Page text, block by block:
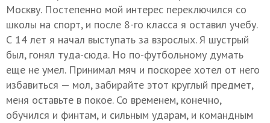
Москву. Постепенно мой интерес переключился со
школы на спорт, и после 8-го класса я оставил учебу.
С 14 лет я начал выступать за взрослых. Я шустрый
был, гонял туда-сюда. Но по-футбольному думать
еще не умел. Принимал мяч и поскорее хотел от него
избавиться — мол, забирайте этот круглый предмет,
меня оставьте в покое. Со временем, конечно,
обучился и финтам, и сильным ударам, и командным